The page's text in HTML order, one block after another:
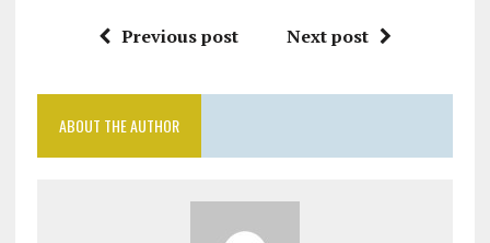
Previous post Next post
ABOUT THE AUTHOR